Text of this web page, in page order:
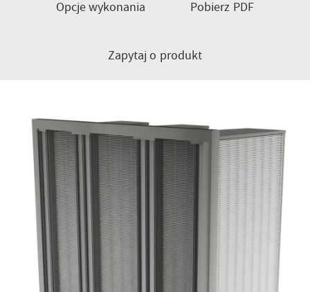
Opcje wykonania Pobierz PDF
Zapytaj o produkt